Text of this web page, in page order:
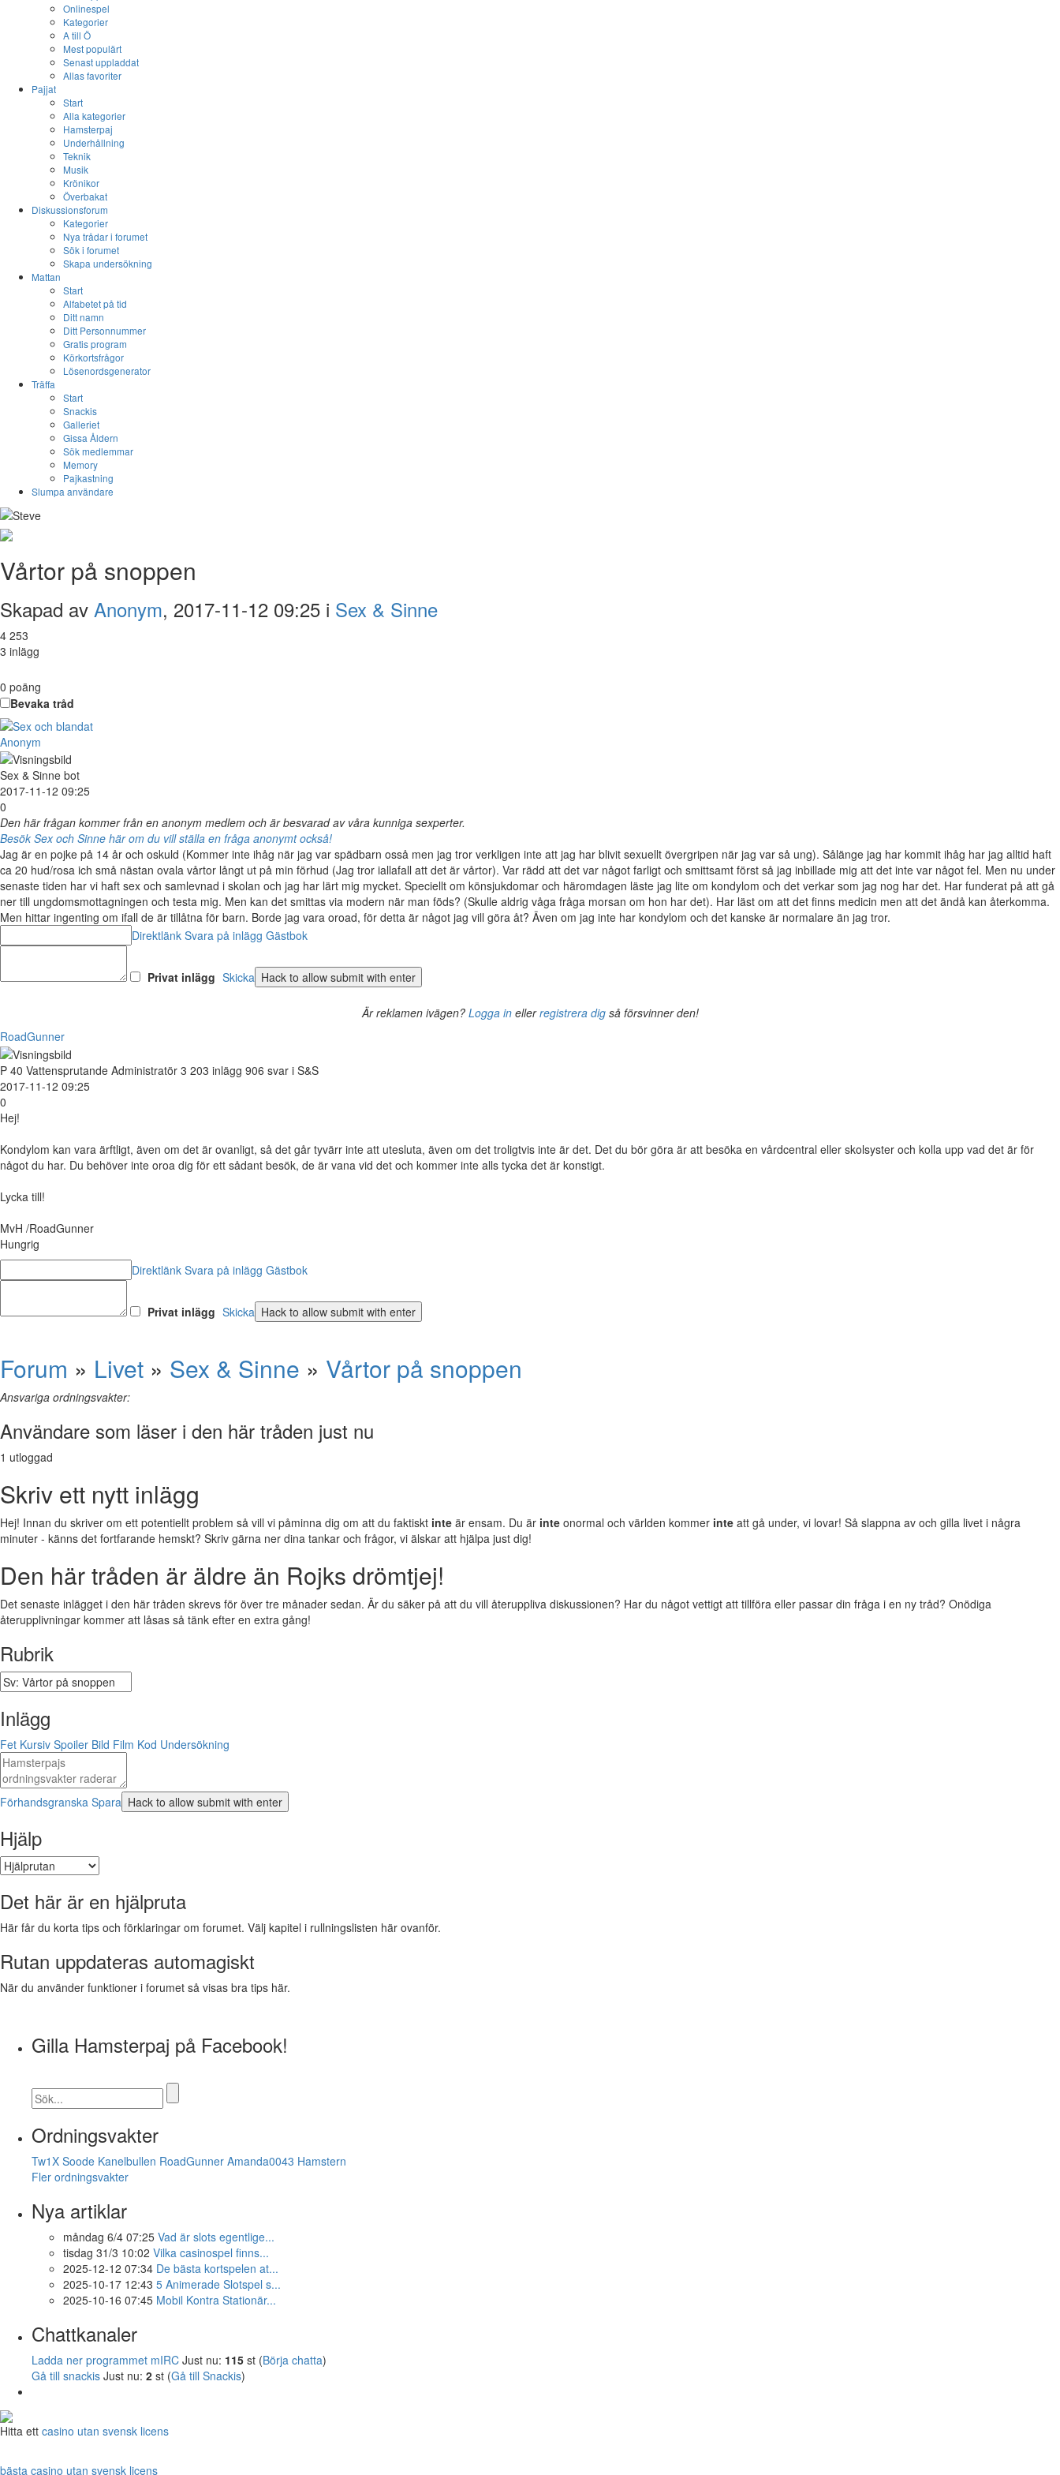
Onlinespel
Kategorier
A till Ö
Mest populärt
Senast uppladdat
Allas favoriter
Pajjat
Start
Alla kategorier
Hamsterpaj
Underhållning
Teknik
Musik
Krönikor
Överbakat
Diskussionsforum
Kategorier
Nya trådar i forumet
Sök i forumet
Skapa undersökning
Mattan
Start
Alfabetet på tid
Ditt namn
Ditt Personnummer
Gratis program
Körkortsfrågor
Lösenordsgenerator
Träffa
Start
Snackis
Galleriet
Gissa Åldern
Sök medlemmar
Memory
Pajkastning
Slumpa användare
Vårtor på snoppen
Skapad av Anonym, 2017-11-12 09:25 i Sex & Sinne
4 253
3 inlägg
0 poäng
Bevaka tråd
Anonym
Sex & Sinne bot
2017-11-12 09:25
0
Den här frågan kommer från en anonym medlem och är besvarad av våra kunniga sexperter.
Besök Sex och Sinne här om du vill ställa en fråga anonymt också!
Jag är en pojke på 14 år och oskuld (Kommer inte ihåg när jag var spädbarn osså men jag tror verkligen inte att jag har blivit sexuellt övergripen när jag var så ung). Sålänge jag har kommit ihåg har jag alltid haft
ca 20 hud/rosa ich små nästan ovala vårtor långt ut på min förhud (Jag tror iallafall att det är vårtor). Var rädd att det var något farligt och smittsamt först så jag inbillade mig att det inte var något fel. Men nu under
senaste tiden har vi haft sex och samlevnad i skolan och jag har lärt mig mycket. Speciellt om könsjukdomar och häromdagen läste jag lite om kondylom och det verkar som jag nog har det. Har funderat på att gå
ner till ungdomsmottagningen och testa mig. Men kan det smittas via modern när man föds? (Skulle aldrig våga fråga morsan om hon har det). Har läst om att det finns medicin men att det ändå kan återkomma.
Men hittar ingenting om ifall de är tillåtna för barn. Borde jag vara oroad, för detta är något jag vill göra åt? Även om jag inte har kondylom och det kanske är normalare än jag tror.
Direktlänk Svara på inlägg Gästbok
Privat inlägg Skicka
Är reklamen ivägen? Logga inellerregistrera digså försvinner den!
RoadGunner
P 40 Vattensprutande Administratör 3 203 inlägg 906 svar i S&S
2017-11-12 09:25
0
Hej!
Kondylom kan vara ärftligt, även om det är ovanligt, så det går tyvärr inte att utesluta, även om det troligtvis inte är det. Det du bör göra är att besöka en vårdcentral eller skolsyster och kolla upp vad det är för
något du har. Du behöver inte oroa dig för ett sådant besök, de är vana vid det och kommer inte alls tycka det är konstigt.
Lycka till!
MvH /RoadGunner
Hungrig
Direktlänk Svara på inlägg Gästbok
Privat inlägg Skicka
Forum » Livet » Sex & Sinne » Vårtor på snoppen
Ansvariga ordningsvakter:
Användare som läser i den här tråden just nu
1 utloggad
Skriv ett nytt inlägg
Hej! Innan du skriver om ett potentiellt problem så vill vi påminna dig om att du faktiskt inte är ensam. Du är inte onormal och världen kommer inte att gå under, vi lovar! Så slappna av och gilla livet i några
minuter - känns det fortfarande hemskt? Skriv gärna ner dina tankar och frågor, vi älskar att hjälpa just dig!
Den här tråden är äldre än Rojks drömtjej!
Det senaste inlägget i den här tråden skrevs för över tre månader sedan. Är du säker på att du vill återuppliva diskussionen? Har du något vettigt att tillföra eller passar din fråga i en ny tråd? Onödiga
återupplivningar kommer att låsas så tänk efter en extra gång!
Rubrik
Inlägg
Fet Kursiv Spoiler Bild Film Kod Undersökning
Förhandsgranska Spara
Hjälp
Det här är en hjälpruta
Här får du korta tips och förklaringar om forumet. Välj kapitel i rullningslisten här ovanför.
Rutan uppdateras automagiskt
När du använder funktioner i forumet så visas bra tips här.
Gilla Hamsterpaj på Facebook!
Ordningsvakter
Tw1X Soode Kanelbullen RoadGunner Amanda0043 Hamstern
Fler ordningsvakter
Nya artiklar
måndag 6/4 07:25 Vad är slots egentlige...
tisdag 31/3 10:02 Vilka casinospel finns...
2025-12-12 07:34 De bästa kortspelen at...
2025-10-17 12:43 5 Animerade Slotspel s...
2025-10-16 07:45 Mobil Kontra Stationär...
Chattkanaler
Ladda ner programmet mIRC Just nu: 115 st (Börja chatta)
Gå till snackis Just nu: 2 st (Gå till Snackis)
Hitta ett casino utan svensk licens
bästa casino utan svensk licens